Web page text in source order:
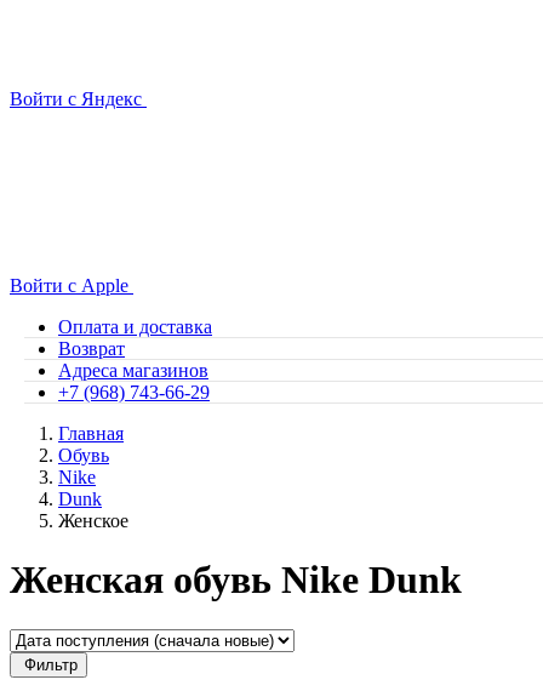
Войти с Яндекс
Войти с Apple
Оплата и доставка
Возврат
Адреса магазинов
+7 (968) 743-66-29
Главная
Обувь
Nike
Dunk
Женское
Женская обувь Nike Dunk
Фильтр